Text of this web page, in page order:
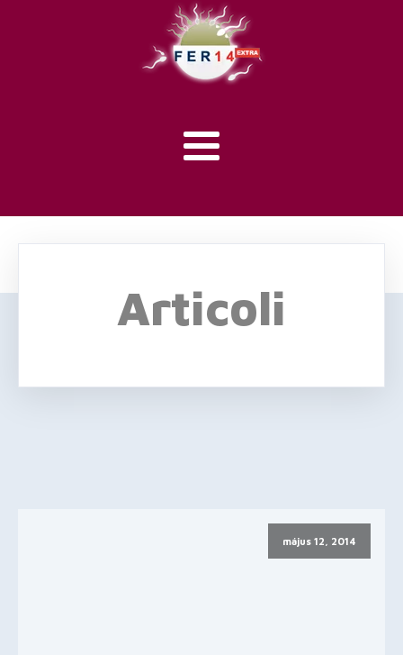
Articoli
május 12, 2014